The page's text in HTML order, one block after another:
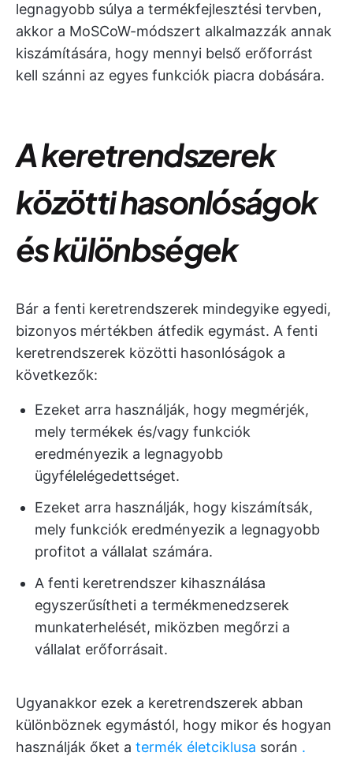
legnagyobb súlya a termékfejlesztési tervben,
akkor a MoSCoW-módszert alkalmazzák annak
kiszámítására, hogy mennyi belső erőforrást
kell szánni az egyes funkciók piacra dobására.
A keretrendszerek
közötti hasonlóságok
és különbségek
Bár a fenti keretrendszerek mindegyike egyedi,
bizonyos mértékben átfedik egymást. A fenti
keretrendszerek közötti hasonlóságok a
következők:
Ezeket arra használják, hogy megmérjék,
mely termékek és/vagy funkciók
eredményezik a legnagyobb
ügyfélelégedettséget.
Ezeket arra használják, hogy kiszámítsák,
mely funkciók eredményezik a legnagyobb
profitot a vállalat számára.
A fenti keretrendszer kihasználása
egyszerűsítheti a termékmenedzserek
munkaterhelését, miközben megőrzi a
vállalat erőforrásait.
Ugyanakkor ezek a keretrendszerek abban
különböznek egymástól, hogy mikor és hogyan
használják őket a termék életciklusa során .